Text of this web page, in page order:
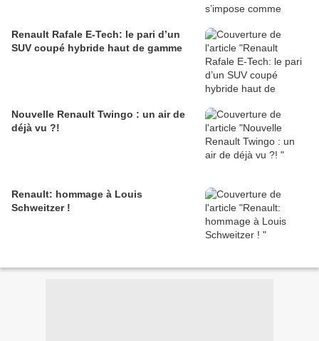
Renault Rafale E-Tech: le pari d’un
SUV coupé hybride haut de gamme
Nouvelle Renault Twingo : un air de
déjà vu ?!
Renault: hommage à Louis
Schweitzer !